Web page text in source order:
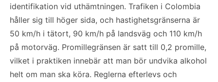
identifikation vid uthämtningen. Trafiken i Colombia
håller sig till höger sida, och hastighetsgränserna är
50 km/h i tätort, 90 km/h på landsväg och 110 km/h
på motorväg. Promillegränsen är satt till 0,2 promille,
vilket i praktiken innebär att man bör undvika alkohol
helt om man ska köra. Reglerna efterlevs och